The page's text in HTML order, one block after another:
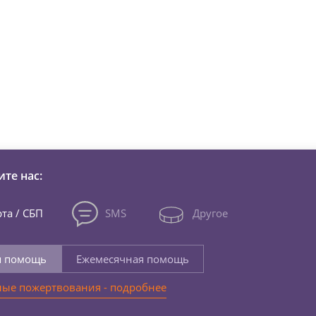
нас:
/ СБП SMS Другое
помощь
Ежемесячная помощь
пожертвования - подробнее